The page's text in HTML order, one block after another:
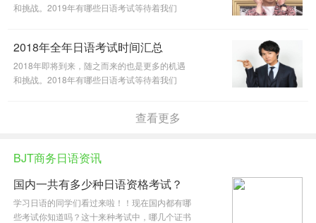
和挑战。2019年有哪些日语考试等待着我们
一年中通过各种考试鞭策自己、提升自
2018年全年日语考试时间汇总
2018年即将到来，随之而来的也是更多的机遇
和挑战。2018年有哪些日语考试等待着我们
一年中通过各种考试鞭策自己、提升自查看更多
BJT商务日语资讯
国内一共有多少种日语资格考试？
学习日语的同学们看过来啦！！现在国内都有哪
些考试你知道吗？这十来种考试中，哪几个证书